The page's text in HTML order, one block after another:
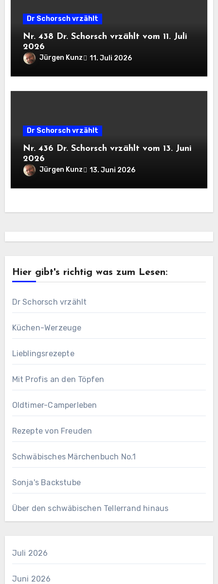
Dr Schorsch vrzählt
Nr. 438 Dr. Schorsch vrzählt vom 11. Juli
2026
Jürgen Kunz 11. Juli 2026
Dr Schorsch vrzählt
Nr. 436 Dr. Schorsch vrzählt vom 13. Juni
2026
Jürgen Kunz 13. Juni 2026
Hier gibt's richtig was zum Lesen:
Dr Schorsch vrzählt
Küchen-Werzeuge
Lieblingsrezepte
Mit Profis an den Töpfen
Oldtimer-Camperleben
Rezepte von Freuden
Schwäbisches Märchenbuch No.1
Sonja's Backstube
Über den schwäbischen Tellerrand hinaus
Juli 2026
Juni 2026